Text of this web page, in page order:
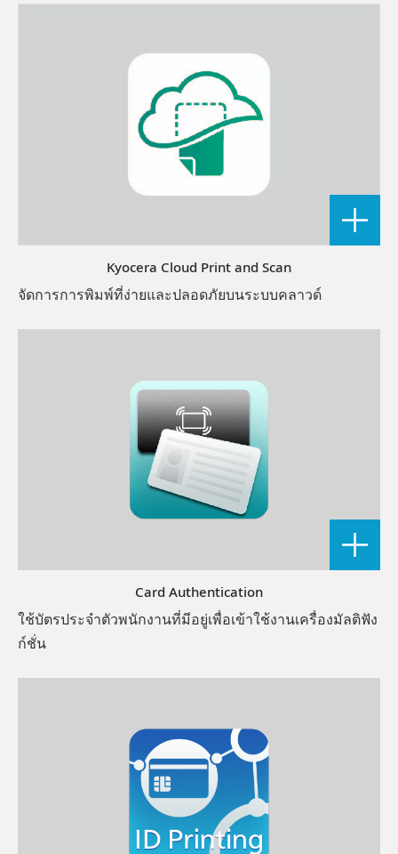
Kyocera Cloud Print and Scan
จัดการการพิมพ์ที่ง่ายและปลอดภัยบนระบบคลาวด์
Card Authentication
ใช้บัตรประจำตัวพนักงานที่มีอยู่เพื่อเข้าใช้งานเครื่องมัลติฟัง
ก์ชั่น